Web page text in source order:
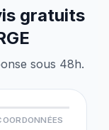
gratuits
sous 48h.